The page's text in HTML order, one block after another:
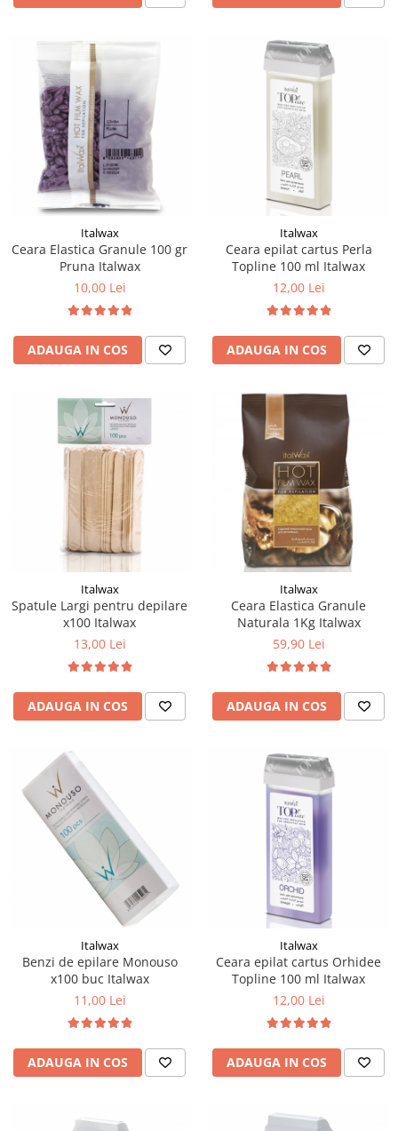
Italwax
Ceara Elastica Granule 100 gr
Pruna Italwax
10,00 Lei
ADAUGA IN COS
Italwax
Ceara epilat cartus Perla
Topline 100 ml Italwax
12,00 Lei
ADAUGA IN COS
Italwax
Spatule Largi pentru depilare
x100 Italwax
13,00 Lei
ADAUGA IN COS
Italwax
Ceara Elastica Granule
Naturala 1Kg Italwax
59,90 Lei
ADAUGA IN COS
Italwax
Benzi de epilare Monouso
x100 buc Italwax
11,00 Lei
ADAUGA IN COS
Italwax
Ceara epilat cartus Orhidee
Topline 100 ml Italwax
12,00 Lei
ADAUGA IN COS